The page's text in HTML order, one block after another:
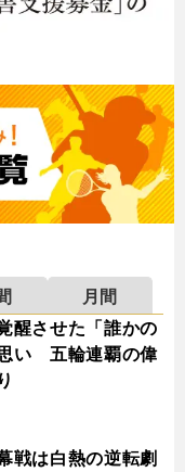
月間
醒させた「誰かの
い 五輪連覇の偉
戦は白熱の逆転劇